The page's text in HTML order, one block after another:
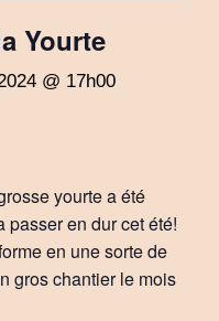
Yourte
@ 17h00
yourte a été
passer en dur cet été!
en une sorte de
gros chantier le mois